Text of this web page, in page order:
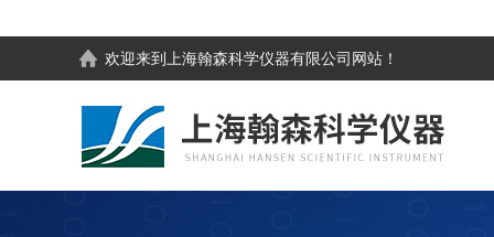
欢迎来到 上海翰森科学仪器有限公司 网站！